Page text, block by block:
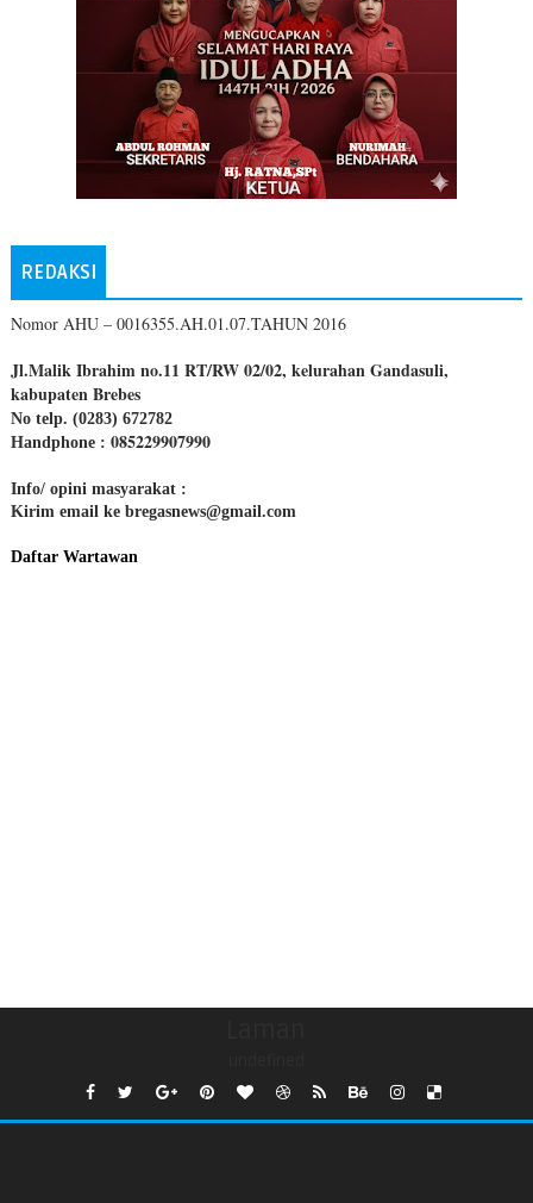
REDAKSI
Nomor AHU – 0016355.AH.01.07.TAHUN 2016
Jl.Malik Ibrahim no.11 RT/RW 02/02, kelurahan Gandasuli,
kabupaten Brebes
No telp. (0283) 672782
Handphone : 085229907990
Info/ opini masyarakat :
Kirim email ke bregasnews@gmail.com
Daftar Wartawan